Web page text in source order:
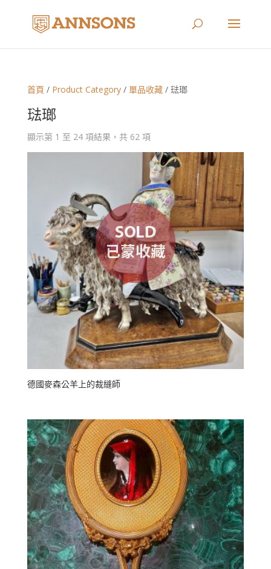
首頁 / Product Category/ 單品收藏/ 琺瑯
琺瑯
顯示第 1 至 24 項結果，共 62 項
德國麥森公羊上的裁縫師